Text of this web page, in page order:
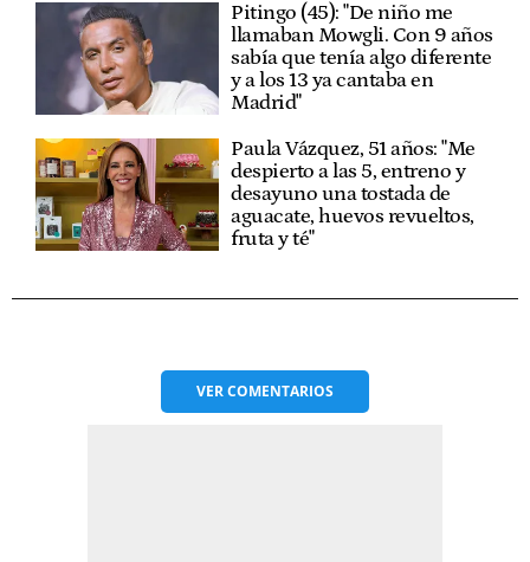
Pitingo (45): "De niño me
llamaban Mowgli. Con 9 años
sabía que tenía algo diferente
y a los 13 ya cantaba en
Madrid"
Paula Vázquez, 51 años: "Me
despierto a las 5, entreno y
desayuno una tostada de
aguacate, huevos revueltos,
fruta y té"
VERCOMENTARIOS